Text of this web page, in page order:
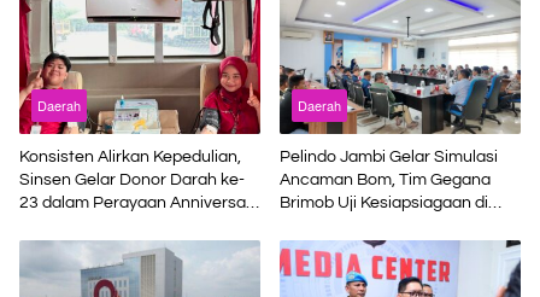
Daerah
Konsisten Alirkan Kepedulian,
Sinsen Gelar Donor Darah ke-
23 dalam Perayaan Anniversary
Daerah
Pelindo Jambi Gelar Simulasi
Ancaman Bom, Tim Gegana
Brimob Uji Kesiapsiagaan di